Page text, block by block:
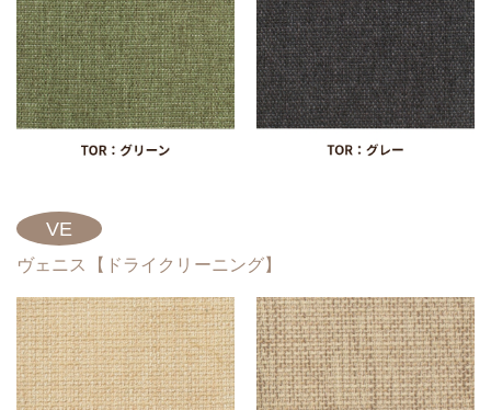
VE
ヴェニス【ドライクリーニング】